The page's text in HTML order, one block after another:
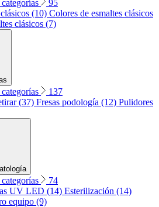
95
(10) Colores de esmaltes clásicos
clásicos (7)
137
(37) Fresas podología (12) Pulidores
74
UV LED (14) Esterilización (14)
equipo (9)